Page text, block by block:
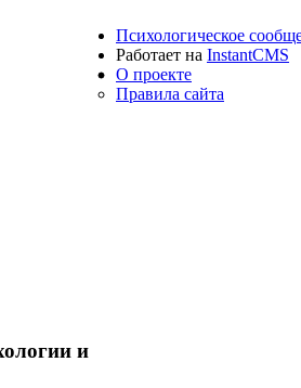
и
Психологическое
Работает на InstantCMS
О проекте
Правила сайта